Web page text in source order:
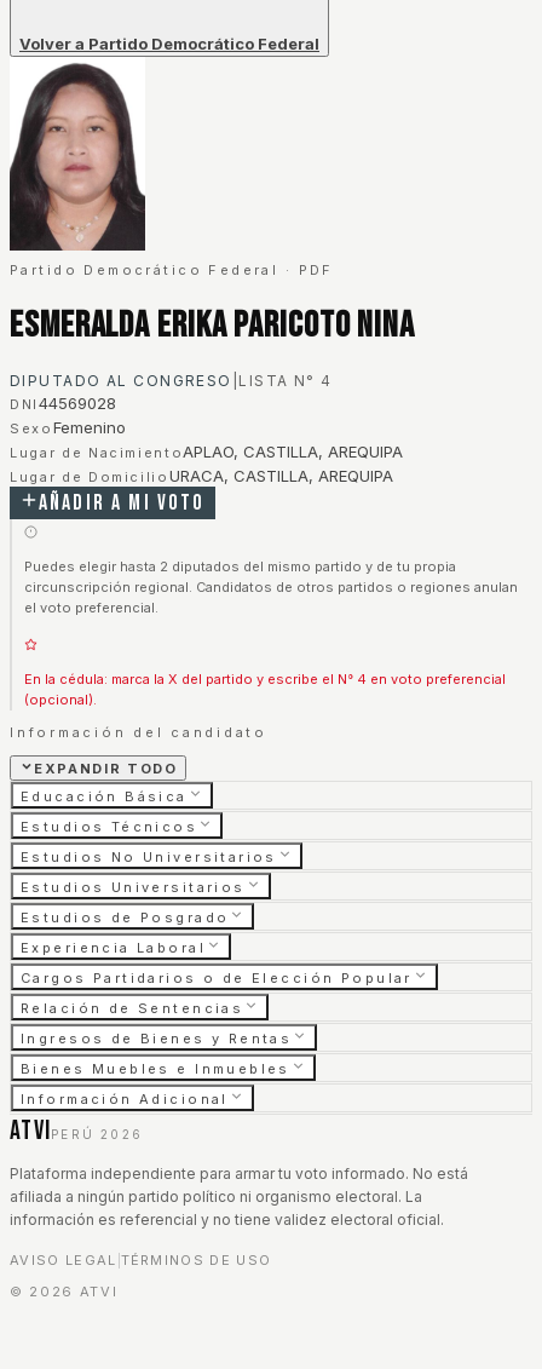
Volver a Partido Democrático Federal
Partido Democrático Federal · PDF
Esmeralda Erika Paricoto Nina
DIPUTADO AL CONGRESO LISTA N° 4
DNI 44569028
Sexo Femenino
Lugar de NacimientoAPLAO, CASTILLA, AREQUIPA
Lugar de Domicilio URACA, CASTILLA, AREQUIPA
Añadir a mi voto
Puedes elegir hasta 2 diputados del mismo partido y de tu propia
circunscripción regional. Candidatos de otros partidos o regiones anulan
el voto preferencial.
En la cédula: marca la X del partido y escribe el N° 4 en voto preferencial
(opcional).
Información del candidato
EXPANDIR TODO
Educación Básica
Estudios Técnicos
Estudios No Universitarios
Estudios Universitarios
Estudios de Posgrado
Experiencia Laboral
Cargos Partidarios o de Elección Popular
Relación de Sentencias
Ingresos de Bienes y Rentas
Bienes Muebles e Inmuebles
Información Adicional
ATVI PERÚ 2026
Plataforma independiente para armar tu voto informado. No está
afiliada a ningún partido político ni organismo electoral. La
información es referencial y no tiene validez electoral oficial.
AVISO LEGAL TÉRMINOS DE USO
© 2026 ATVI